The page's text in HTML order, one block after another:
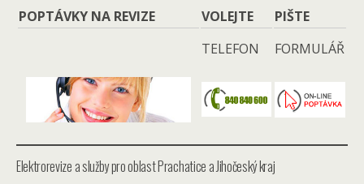
POPTÁVKY NA REVIZE VOLEJTE
PIŠTE
TELEFON
FORMULÁŘ
Elektrorevize a služby pro oblast Prachatice a Jihočeský kraj